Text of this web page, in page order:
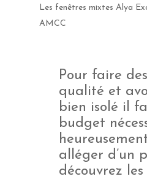
Les fenêtres mixtes Alya
AMCC
Pour faire
qualité et
bien isolé il
budget
alléger d’un
découvrez